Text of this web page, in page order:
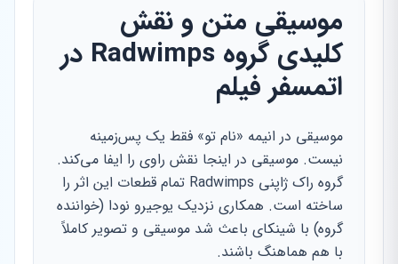
موسیقی متن و نقش
کلیدی گروه Radwimps در
اتمسفر فیلم
موسیقی در انیمه «نام تو» فقط یک پس‌زمینه
نیست. موسیقی در اینجا نقش راوی را ایفا می‌کند.
گروه راک ژاپنی Radwimps تمام قطعات این اثر را
ساخته است. همکاری نزدیک یوجیرو نودا (خواننده
گروه) با شینکای باعث شد موسیقی و تصویر کاملاً
با هم هماهنگ باشند.